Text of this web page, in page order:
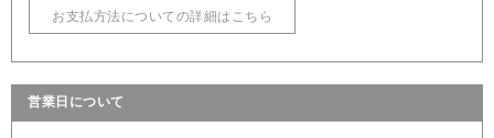
お支払方法についての詳細はこちら
営業日について